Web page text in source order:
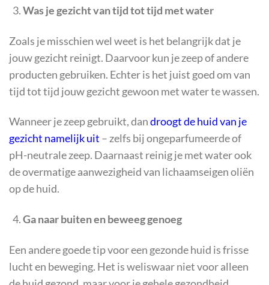
Was je gezicht van tijd tot tijd met water
Zoals je misschien wel weet is het belangrijk dat je
jouw gezicht reinigt. Daarvoor kun je zeep of andere
producten gebruiken. Echter is het juist goed om van
tijd tot tijd jouw gezicht gewoon met water te wassen.
Wanneer je zeep gebruikt, dandroogt de huid van je
gezicht namelijk uit – zelfs bij ongeparfumeerde of
pH-neutrale zeep. Daarnaast reinig je met water ook
de overmatige aanwezigheid van lichaamseigen oliën
op de huid.
Ga naar buiten en beweeg genoeg
Een andere goede tip voor een gezonde huid is frisse
lucht en beweging. Het is weliswaar niet voor alleen